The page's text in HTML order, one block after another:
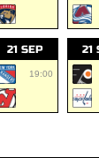
21 SEP
19:00
21